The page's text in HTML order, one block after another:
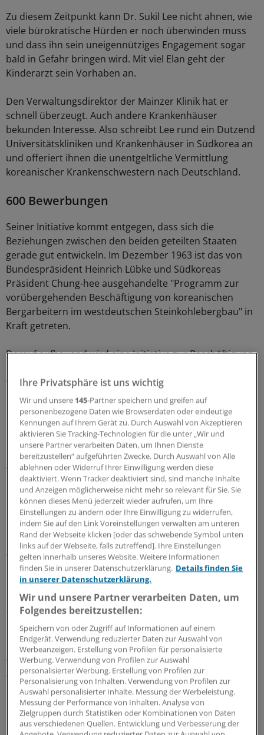
Zu diesem Zeitpunkt kann Dr. Sukil Lee nicht ahnen, wie
viele bürokratische Hürden er noch überwinden muss
und dass ihn sein uneigennütziges Engagement sogar
bald in Gefahr bringen wird. Mit viel Elan geht der
Kinderarzt sein Vorhaben an.
Den Verwaltungsdirektor der Mainzer Klinik hat er
schnell überzeugt. Auch andere Krankenhäuser
bekunden Interesse. Also schreibt Lee rund ein Dutzend
Universitätskliniken und Krankenhäuser in Südkorea an
und offeriert ihnen die unentgeltliche Vermittlung
koreanischer Krankenschwestern nach Deutschland.
600 Bewerbungen
Seiner Initiative kommt entgegen, dass sich die
Beziehungen zwischen den beiden geteilten Staaten
gerade gut entwickeln. Im Dezember 1963 ist das von
Bundespräsident Heinrich Lübke und Südkoreas
Präsident Chung-hee ausgehandelte "Programm zur
vorübergehenden Beschäftigung von koreanischen
Bergarbeitern im westdeutschen Steinkohlebergbau" in
Kraft getreten.
Darauf aufbauend wird eine Initiative zur Beschäftigung
vereinbart. Auf die in Südkorea geschalteten Anzeigen
bewerben sich landesweit etwa 600 gut ausgebildete,
ledige und kinderlose Krankenschwestern.
Der Vertrag, den sie für ihre Arbeit in deutschen Kliniken
unterzeichnen, sieht eine 48-Stunden-Woche vor. Mit
400 DM monatlich erhalten sie genauso viel Lohn wie
ihre deutschen Kolleginnen. Nach einem 20-stündigen
Flug landen am 31. Januar 1966 die ersten 128
koreanischen Krankenschwestern am Frankfurter
Flughafen.
Auf der Landebahn werden sie mit einem Transparent
auf Koreanisch und Deutsch willkommen geheißen. In
der Eile hat man bei "Deutschland" das S vergessen,
aber das fällt erst auf, als das Begrüßungsfoto in den
Zeitungen erscheint.
Empfang im Kaisersaal
Vom Flughafen geht es direkt zum Frankfurter Römer,
wo die jungen Frauen, im traditionellen,
farbenprächtigen Hanbok gekleidet, im Kaisersaal
empfangen werden. Der Frankfurter Oberbürgermeister
Professor Willi Brundert lässt es sich nicht nehmen, die
Ihre Privatsphäre ist uns wichtig
Wir und unsere 145-Partner speichern und greifen auf
personenbezogene Daten wie Browserdaten oder eindeutige
Kennungen auf Ihrem Gerät zu. Durch Auswahl von Akzeptieren
aktivieren Sie Tracking-Technologien für die unter „Wir und
unsere Partner verarbeiten Daten, um Ihnen Dienste
bereitzustellen“ aufgeführten Zwecke. Durch Auswahl von Alle
ablehnen oder Widerruf Ihrer Einwilligung werden diese
deaktiviert. Wenn Tracker deaktiviert sind, sind manche Inhalte
und Anzeigen möglicherweise nicht mehr so relevant für Sie. Sie
können dieses Menü jederzeit wieder aufrufen, um Ihre
Einstellungen zu ändern oder Ihre Einwilligung zu widerrufen,
indem Sie auf den Link Voreinstellungen verwalten am unteren
Rand der Webseite klicken [oder das schwebende Symbol unten
links auf der Webseite, falls zutreffend]. Ihre Einstellungen
gelten innerhalb unseres Website. Weitere Informationen
finden Sie in unserer Datenschutzerklärung. Details finden Sie
in unserer Datenschutzerklärung.
Wir und unsere Partner verarbeiten Daten, um
Folgendes bereitzustellen:
Speichern von oder Zugriff auf Informationen auf einem
Endgerät. Verwendung reduzierter Daten zur Auswahl von
Werbeanzeigen. Erstellung von Profilen für personalisierte
Werbung. Verwendung von Profilen zur Auswahl
personalisierter Werbung. Erstellung von Profilen zur
Personalisierung von Inhalten. Verwendung von Profilen zur
Auswahl personalisierter Inhalte. Messung der Werbeleistung.
Messung der Performance von Inhalten. Analyse von
Zielgruppen durch Statistiken oder Kombinationen von Daten
aus verschiedenen Quellen. Entwicklung und Verbesserung der